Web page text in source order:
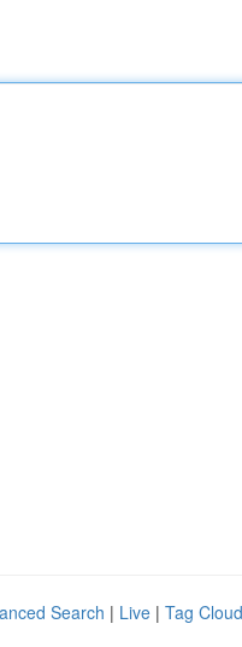
Search | Live | Tag Cloud